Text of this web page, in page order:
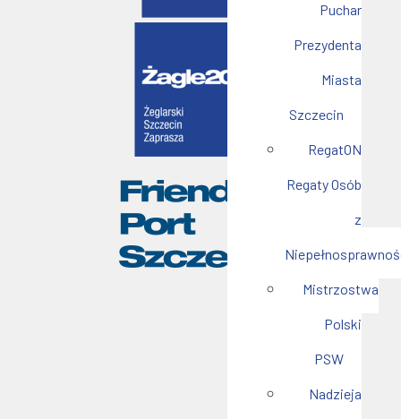
Puchar
Prezydenta
Miasta
Szczecin
RegatON
Regaty Osób
z
Mistrzostwa
Polski
PSW
Nadzieja